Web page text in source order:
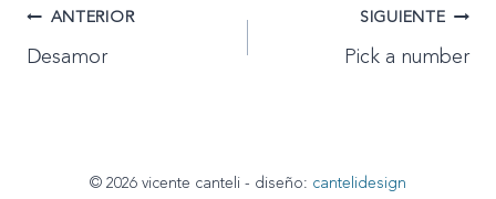
Navegación
de
ANTERIOR
Desamor
SIGUIENTE
Pick a number
© 2026 vicente canteli - diseño: cantelidesign